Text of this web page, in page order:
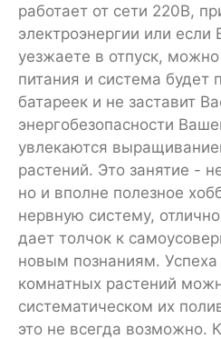
работает от сети 220В,
электроэнергии или
уезжаете в отпуск,
питания и система будет
батареек и не заставит
энергобезопасности
увлекаются
растений. Это занятие -
но и вполне полезное
нервную систему,
дает толчок к
новым познаниям.
комнатных растений
систематическом их
это не всегда возможно.